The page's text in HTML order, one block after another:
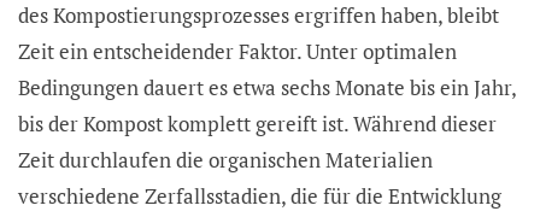
des Kompostierungsprozesses ergriffen haben, bleibt
Zeit ein entscheidender Faktor. Unter optimalen
Bedingungen dauert es etwa sechs Monate bis ein Jahr,
bis der Kompost komplett gereift ist. Während dieser
Zeit durchlaufen die organischen Materialien
verschiedene Zerfallsstadien, die für die Entwicklung